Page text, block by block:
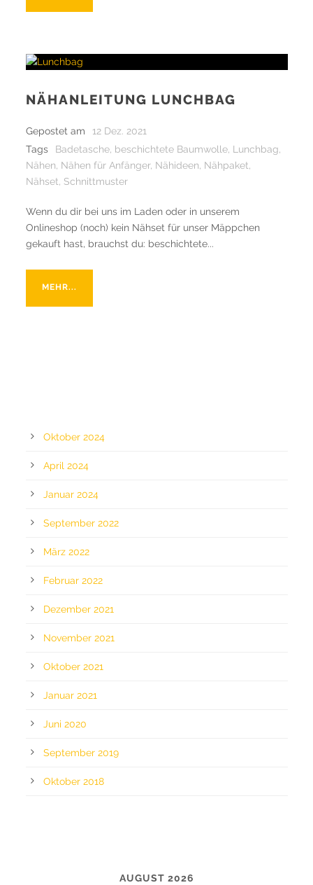
NÄHANLEITUNG LUNCHBAG
Gepostet am
12 Dez. 2021
Tags
Badetasche, beschichtete Baumwolle, Lunchbag,
Nähen, Nähen für Anfänger, Nähideen, Nähpaket,
Nähset, Schnittmuster
Wenn du dir bei uns im Laden oder in unserem
Onlineshop (noch) kein Nähset für unser Mäppchen
gekauft hast, brauchst du: beschichtete...
MEHR...
Oktober 2024
April 2024
Januar 2024
September 2022
März 2022
Februar 2022
Dezember 2021
November 2021
Oktober 2021
Januar 2021
Juni 2020
September 2019
Oktober 2018
AUGUST 2026